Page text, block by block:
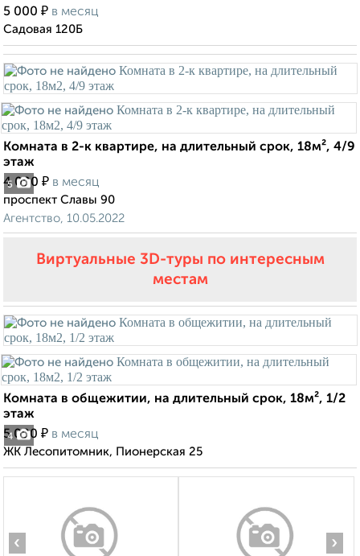
5 000 ₽ в месяц
Садовая 120Б
5
Комната в 2-к квартире, на длительный срок, 18м², 4/9
этаж
4 000 ₽ в месяц
проспект Славы 90
Агентство, 10.05.2022
Виртуальные 3D-туры по интересным
местам
4
Комната в общежитии, на длительный срок, 18м², 1/2
этаж
5 000 ₽ в месяц
ЖК Лесопитомник, Пионерская 25
‹ ›